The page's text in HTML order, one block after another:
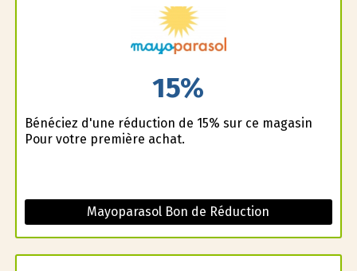
15%
Bénéficiez d'une réduction de 15% sur ce magasin
Pour votre première achat.
Mayoparasol Bon de Réduction